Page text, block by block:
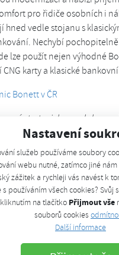
Nastavení
služeb používáme soubory
webu nutné, zatímco jiné
zážitek a rychleji vás navést k
s používáním všech cookies? Svůj
na tlačítko Přijmout vše
souborů cookies
Další informace
pro řidiče osobních i
hned vedle stojanu s
Nechybí
lze použít nejen výhodné
CNG karty a klasické
Bonett v ČR
má strategickou polohu pro
je poslední před
i pro kamiony přímo z
,“ vyzdvihuje velkou přednost
představenstva
Nová stanice používá
velkou kompresní kapacitou
stlačeného zemního
vozidla okolo 2 až 3 minut.